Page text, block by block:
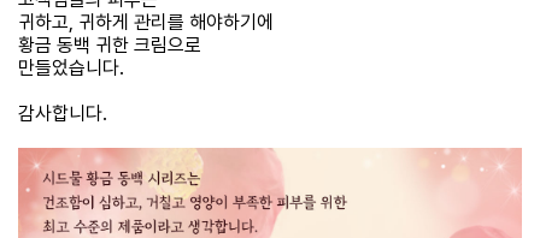
귀하고, 귀하게 관리를 해야하기에
황금 동백 귀한 크림으로
만들었습니다.
감사합니다.